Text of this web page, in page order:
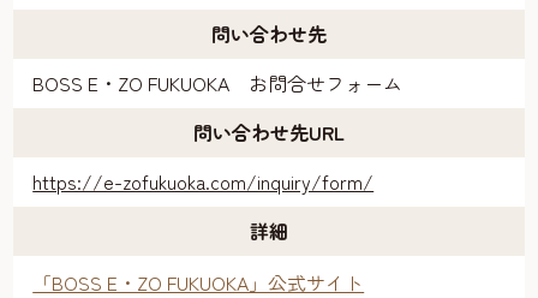
問い合わせ先
BOSS E・ZO FUKUOKA お問合せフォーム
問い合わせ先URL
https://e-zofukuoka.com/inquiry/form/
詳細
「BOSS E・ZO FUKUOKA」公式サイト